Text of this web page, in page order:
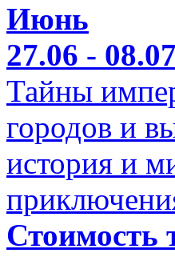
Июнь
27.06 - 08.07
Тайны
городов и
история и
Стоимость